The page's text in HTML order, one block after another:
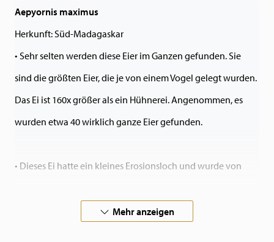
Aepyornis maximus
Herkunft: Süd-Madagaskar
• Sehr selten werden diese Eier im Ganzen gefunden. Sie
sind die größten Eier, die je von einem Vogel gelegt wurden.
Das Ei ist 160x größer als ein Hühnerei. Angenommen, es
wurden etwa 40 wirklich ganze Eier gefunden.
• Dieses Ei hatte ein kleines Erosionsloch und wurde von
Erfahrung restauriert.
Mehr anzeigen